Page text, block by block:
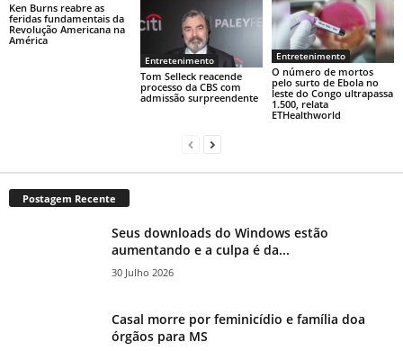
Ken Burns reabre as
feridas fundamentais da
Revolução Americana na
América
Entretenimento
Tom Selleck reacende
processo da CBS com
admissão surpreendente
Entretenimento
O número de mortos
pelo surto de Ebola no
leste do Congo ultrapassa
1.500, relata
ETHealthworld
Postagem Recente
Seus downloads do Windows estão
aumentando e a culpa é da...
30 Julho 2026
Casal morre por feminicídio e família doa
órgãos para MS